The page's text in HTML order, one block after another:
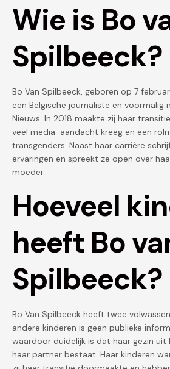
Wie is Bo
Spilbeeck?
Bo Van Spilbeeck, geboren op 7
een Belgische journaliste en voormalig
Nieuws. In 2018 maakte zij haar
veel media-aandacht kreeg en een
transgenders. Naast haar carrière
ervaringen en spreekt ze open over
moeder.
Hoeveel
heeft Bo
Spilbeeck?
Bo Van Spilbeeck heeft twee
andere kinderen is geen publieke
waardoor duidelijk is dat haar gezin uit
haar partner bestaat. Haar kinderen